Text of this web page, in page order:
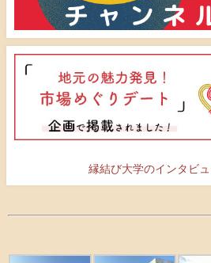
縁結び大学のインタビ